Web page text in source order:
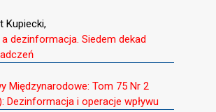
Kupiecki,
a dezinformacja. Siedem dekad
Międzynarodowe: Tom 75 Nr 2
Dezinformacja i operacje wpływu